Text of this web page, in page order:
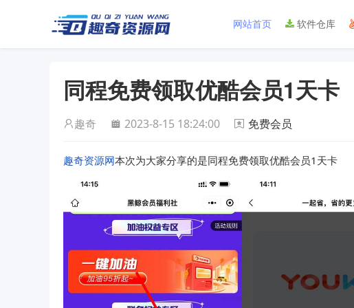
网站首页 软件仓库
同程免费领取优酷会员1天卡
趣奇 2023-8-15 18:24:00 免费会员
趣奇资源网本次为大家分享的是同程免费领取优酷会员1天卡